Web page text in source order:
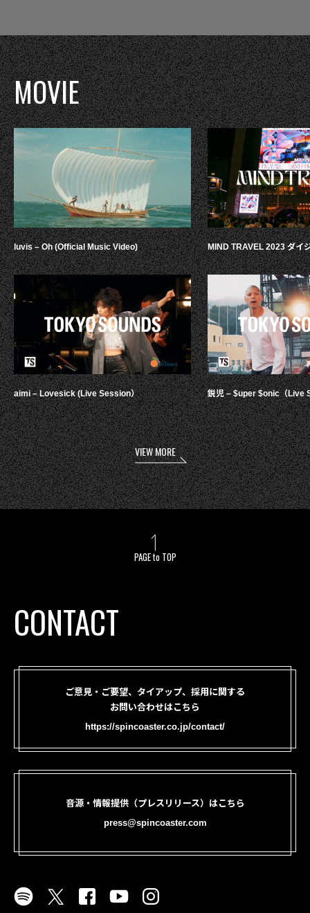
MOVIE
luvis – Oh (Official Music Video)
aimi – Lovesick (Live Session）
MIND TRAVEL 2023 ダイ
鋭児 – $uper $onic（Live
VIEW MORE
PAGE to TOP
CONTACT
ご意見・ご要望、タイアップ、採用に関する
お問い合わせはこちら
https://spincoaster.co.jp/contact/
音源・情報提供（プレスリリース）はこちら
press@spincoaster.com